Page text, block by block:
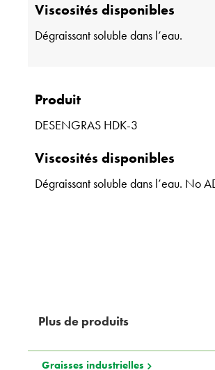
Viscosités disponibles
Dégraissant soluble dans l’eau.
Produit
DESENGRAS HDK-3
Viscosités disponibles
Dégraissant soluble dans l’eau. No
Plus de produits
Graisses industrielles